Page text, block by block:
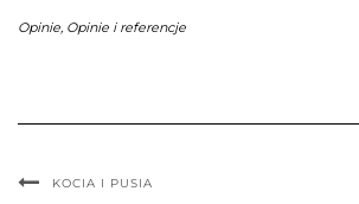
Opinie, Opinie i referencje
KOCIA I PUSIA